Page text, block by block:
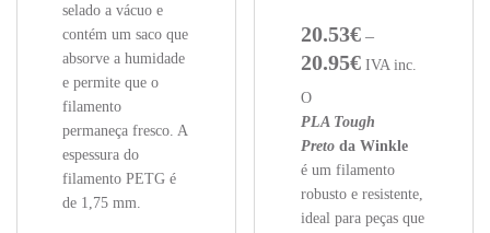
selado a vácuo e
contém um saco que
absorve a humidade
e permite que o
filamento
permaneça fresco. A
espessura do
filamento PETG é
de 1,75 mm.
20.53€ –
20.95€Price range:
IVA inc.
O
PLA Tough
Pretoda Winkle
é um filamento
robusto e resistente,
ideal para peças que